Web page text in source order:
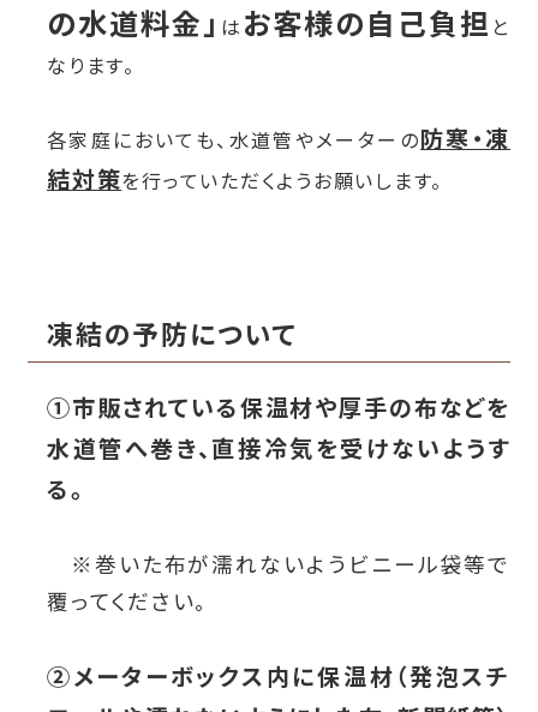
の水道料金」 は お客様の自己負担 と
なります。
各家庭においても、水道管やメーターの防寒・凍
結対策を行っていただくようお願いします。
凍結の予防について
①市販されている保温材や厚手の布などを
水道管へ巻き、直接冷気を受けないようす
る。
※巻いた布が濡れないようビニール袋等で
覆ってください。
②メーターボックス内に保温材（発泡スチ